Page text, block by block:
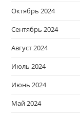
Октябрь 2024
Сентябрь 2024
Август 2024
Июль 2024
Июнь 2024
Май 2024